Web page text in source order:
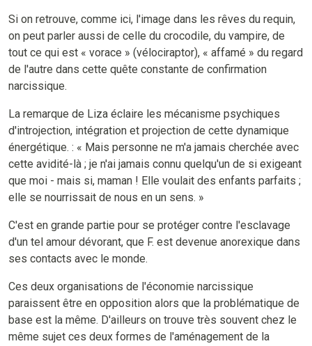
Si on retrouve, comme ici, l'image dans les rêves du requin,
on peut parler aussi de celle du crocodile, du vampire, de
tout ce qui est « vorace » (vélociraptor), « affamé » du regard
de l'autre dans cette quête constante de confirmation
narcissique.
La remarque de Liza éclaire les mécanisme psychiques
d'introjection, intégration et projection de cette dynamique
énergétique. : « Mais personne ne m'a jamais cherchée avec
cette avidité-là ; je n'ai jamais connu quelqu'un de si exigeant
que moi - mais si, maman ! Elle voulait des enfants parfaits ;
elle se nourrissait de nous en un sens. »
C'est en grande partie pour se protéger contre l'esclavage
d'un tel amour dévorant, que F. est devenue anorexique dans
ses contacts avec le monde.
Ces deux organisations de l'économie narcissique
paraissent être en opposition alors que la problématique de
base est la même. D'ailleurs on trouve très souvent chez le
même sujet ces deux formes de l'aménagement de la